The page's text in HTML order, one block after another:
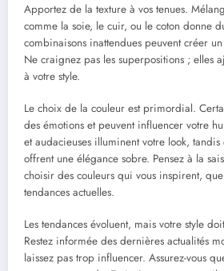
Apportez de la texture à vos tenues.
comme la soie, le cuir, ou le coton donne
combinaisons inattendues peuvent créer
Ne craignez pas les superpositions ; elles
à votre style.
Le choix de la couleur est primordial.
des émotions et peuvent influencer votre
et audacieuses illuminent votre look, tandis
offrent une élégance sobre. Pensez à la
choisir des couleurs qui vous inspirent,
tendances actuelles.
Les tendances évoluent, mais votre style
Restez informée des dernières actualités
laissez pas trop influencer. Assurez-vous